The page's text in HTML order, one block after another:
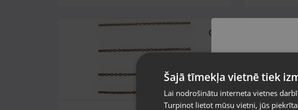
valsti
Vietnes
Šajā tīmekļa vietnē tiek
Lai nodrošinātu interneta vietnes
Turpinot lietot mūsu vietni, jūs